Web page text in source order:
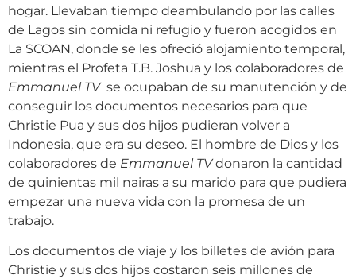
hogar. Llevaban tiempo deambulando por las calles
de Lagos sin comida ni refugio y fueron acogidos en
La SCOAN, donde se les ofreció alojamiento temporal,
mientras el Profeta T.B. Joshua y los colaboradores de
Emmanuel TVse ocupaban de su manutención y de
conseguir los documentos necesarios para que
Christie Pua y sus dos hijos pudieran volver a
Indonesia, que era su deseo. El hombre de Dios y los
colaboradores de Emmanuel TVdonaron la cantidad
de quinientas mil nairas a su marido para que pudiera
empezar una nueva vida con la promesa de un
trabajo.
Los documentos de viaje y los billetes de avión para
Christie y sus dos hijos costaron seis millones de